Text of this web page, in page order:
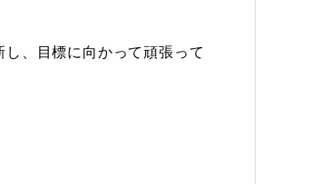
、目標に向かって頑張って